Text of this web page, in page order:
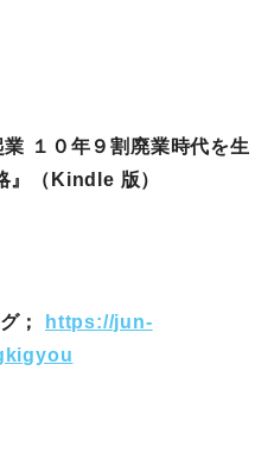
１０年９割廃業時代を生
』（Kindle 版）
；
https://jun-